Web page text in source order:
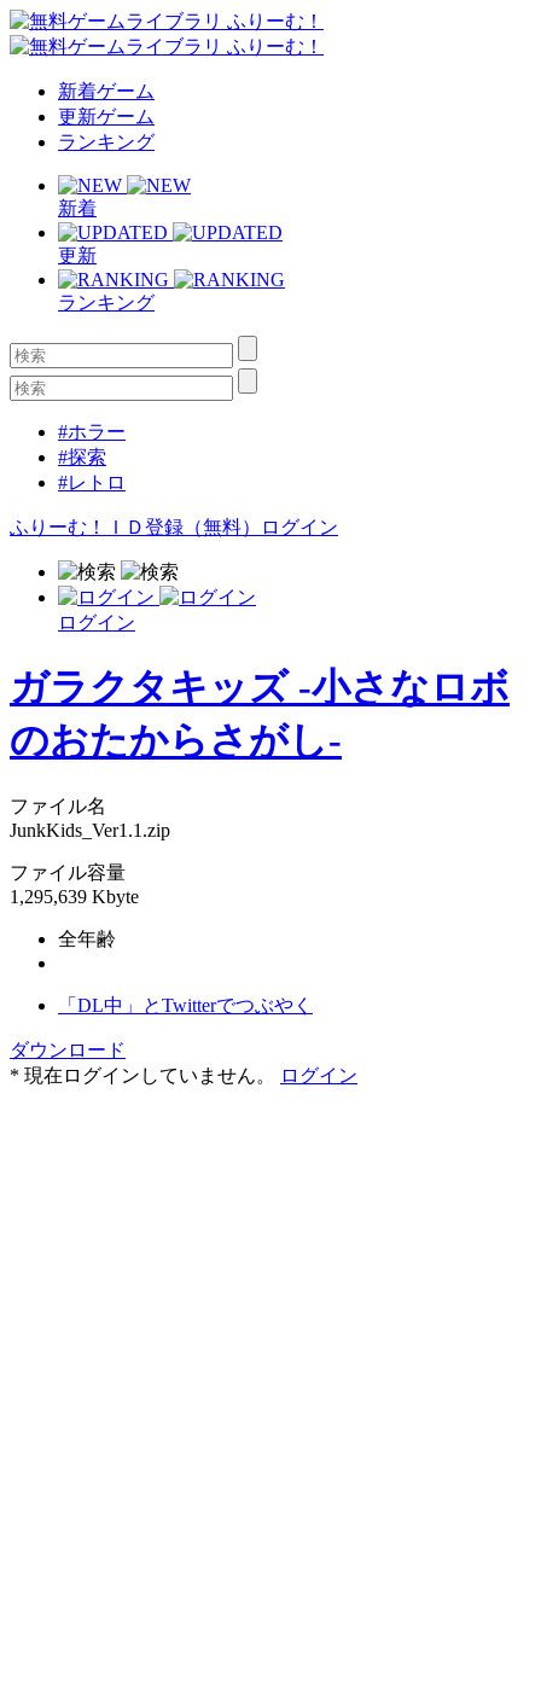
新着ゲーム
更新ゲーム
ランキング
新着
更新
ランキング
#ホラー
#探索
#レトロ
ふりーむ！ＩＤ登録（無料） ログイン
ログイン
ガラクタキッズ -小さなロボ
のおたからさがし-
ファイル名
JunkKids_Ver1.1.zip
ファイル容量
1,295,639 Kbyte
全年齢
「DL中」とTwitterでつぶやく
ダウンロード
* 現在ログインしていません。
ログイン